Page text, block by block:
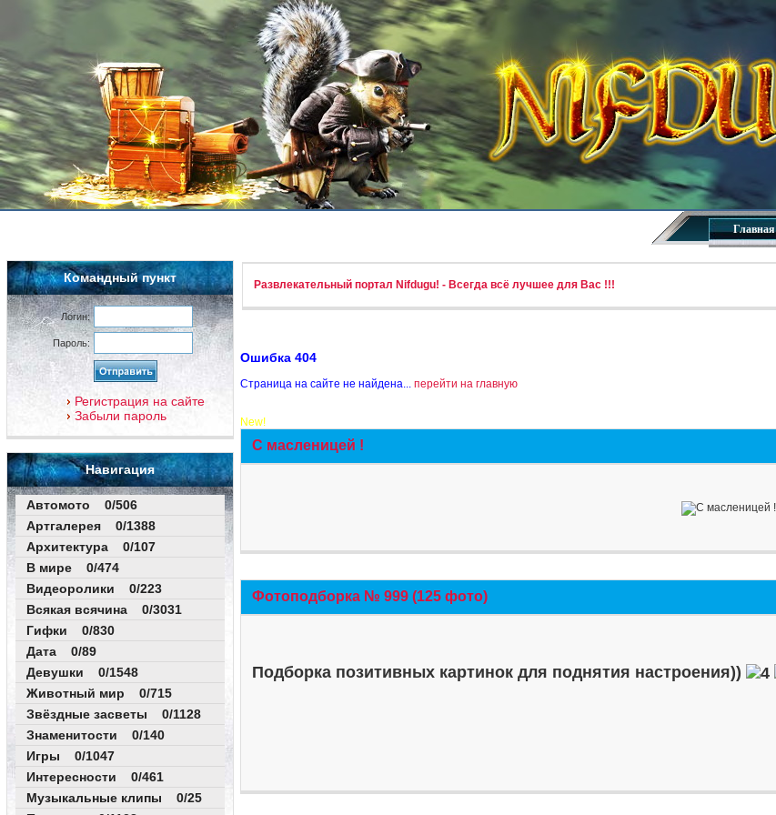
Главная
Командный пункт
Логин:
Пароль:
Регистрация на сайте
Забыли пароль
Навигация
Автомото 0/506
Артгалерея 0/1388
Архитектура 0/107
В мире 0/474
Видеоролики 0/223
Всякая всячина 0/3031
Гифки 0/830
Дата 0/89
Девушки 0/1548
Животный мир 0/715
Звёздные засветы 0/1128
Знаменитости 0/140
Игры 0/1047
Интересности 0/461
Музыкальные клипы 0/25
Развлекательный портал Nifdugu! - Всегда всё лучшее для Вас !!!
Ошибка 404
Страница на сайте не найдена... перейти на главную
New!
С масленицей !
Фотоподборка № 999 (125 фото)
Подборка позитивных картинок для поднятия настроения))